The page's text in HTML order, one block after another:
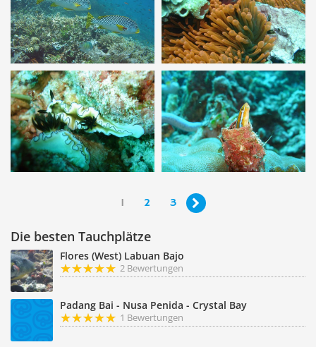
1 2 3 
Die besten Tauchplätze
Flores (West) Labuan Bajo
2 Bewertungen
Padang Bai - Nusa Penida - Crystal Bay
1 Bewertungen